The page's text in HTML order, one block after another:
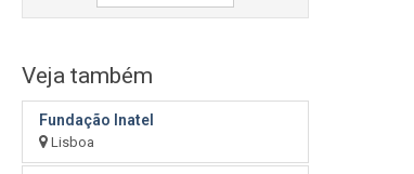
Veja também
Fundação Inatel
Lisboa